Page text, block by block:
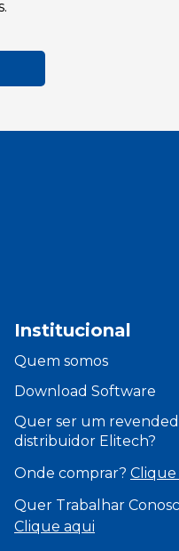
Institucional
Quem somos
Download Software
Quer ser um
distribuidor Elitech?
Onde comprar? Clique
Quer Trabalhar
Clique aqui